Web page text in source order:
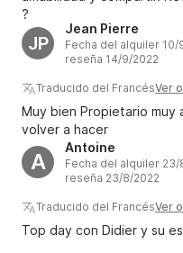
?
JP
Jean Pierre
Fecha del alquiler
reseña 14/9/2022
Traducido del FrancésVer
Muy bien Propietario muy
volver a hacer
A
Antoine
Fecha del alquiler
reseña 23/8/2022
Traducido del FrancésVer
Top day con Didier y su